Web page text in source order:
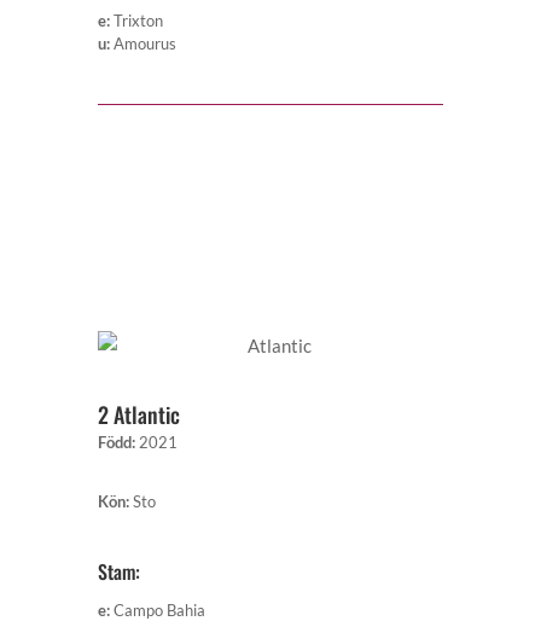
e:Trixton
u:Amourus
2 Atlantic
Född: 2021
Kön:Sto
Stam:
e:Campo Bahia